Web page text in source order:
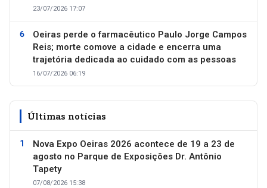
23/07/2026 17:07
Oeiras perde o farmacêutico Paulo Jorge Campos
Reis; morte comove a cidade e encerra uma
trajetória dedicada ao cuidado com as pessoas
16/07/2026 06:19
Últimas notícias
Nova Expo Oeiras 2026 acontece de 19 a 23 de
agosto no Parque de Exposições Dr. Antônio
Tapety
07/08/2026 15:38